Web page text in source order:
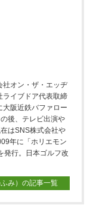
社オン・ザ・エッヂ
ライブドア代表取締
阪近鉄バファロー
後、テレビ出演や
はSNS株式会社や
年に「ホリエモン
発行。日本ゴルフ改
み）の記事一覧